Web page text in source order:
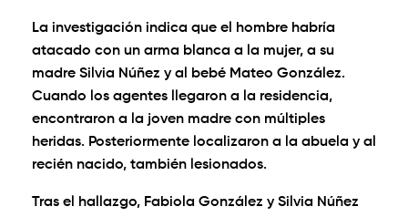
La investigación indica que el hombre habría
atacado con un arma blanca a la mujer, a su
madre Silvia Núñez y al bebé Mateo González.
Cuando los agentes llegaron a la residencia,
encontraron a la joven madre con múltiples
heridas. Posteriormente localizaron a la abuela y al
recién nacido, también lesionados.
Tras el hallazgo, Fabiola González y Silvia Núñez